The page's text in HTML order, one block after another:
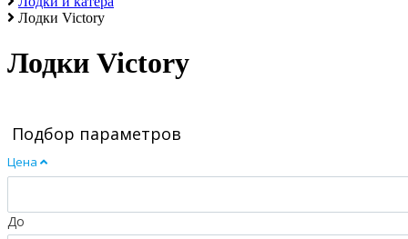
Лодки Victory
Лодки Victory
Подбор параметров
Цена
До